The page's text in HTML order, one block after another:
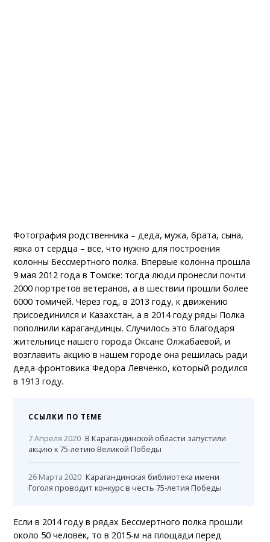
Фотография родственника – деда, мужа, брата, сына,
явка от сердца – все, что нужно для построения
колонны Бессмертного полка. Впервые колонна прошла
9 мая 2012 года в Томске: тогда люди пронесли почти
2000 портретов ветеранов, а в шествии прошли более
6000 томичей. Через год, в 2013 году, к движению
присоединился и Казахстан, а в 2014 году ряды Полка
пополнили карагандинцы. Случилось это благодаря
жительнице нашего города Оксане Олжабаевой, и
возглавить акцию в нашем городе она решилась ради
деда-фронтовика Федора Левченко, который родился
в 1913 году.
ССЫЛКИ ПО ТЕМЕ
7 Апреля 2020 В Карагандинской области запустили
акцию к 75-летию Великой Победы
26 Марта 2020 Карагандинская библиотека имени
Гоголя проводит конкурс в честь 75-летия Победы
Если в 2014 году в рядах Бессмертного полка прошли
около 50 человек, то в 2015-м на площади перед